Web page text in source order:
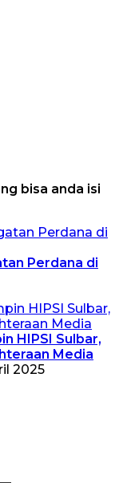
bisa anda isi
Perdana di
HIPSI Sulbar,
Media
2025